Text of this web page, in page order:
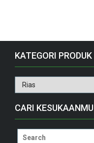
KATEGORI PRODUK
CARI KESUKAANMU
Search